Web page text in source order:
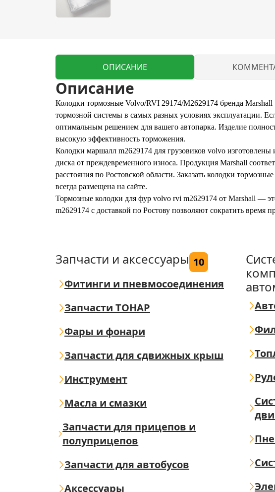
ОПИСАНИЕ
Описание
Колодки тормозные Volvo/RVI 29174/M2629174 бренда
тормозной системы в самых разных условиях эксплуатации.
оптимальным решением для вашего автопарка. Изделие
высокую эффективность торможения.
Колодки маршалл m2629174 для грузовиков volvo
диска от преждевременного износа. Продукция Marshall
расстояния по Ростовской области. Заказать колодки
всегда размещена на сайте.
Тормозные колодки для фур volvo rvi m2629174 от Marshall —
m2629174 с доставкой по Ростову позволяют сократить время
Запчасти и аксессуары 10
Фитинги и пневмосоединения
Запчасти ТОНАР
Фары и фонари
Запчасти для сдвижных крыш
Инструмент
Масла и смазки
Запчасти для прицепов и
полуприцепов
Запчасти для автобусов
Аксессуары